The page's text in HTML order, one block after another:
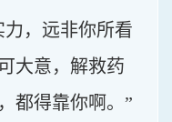
，远非你所看
大意，解救药
都得靠你啊。”